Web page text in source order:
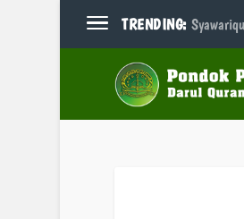
TRENDING: